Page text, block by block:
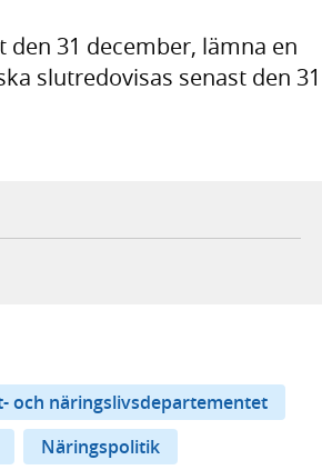
den 31 december, lämna en
slutredovisas senast den 31
webbplats,
postklient,
och näringslivsdepartementet
Näringspolitik